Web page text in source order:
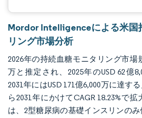
Mordor Intelligenceによる米国
リング市場分析
2026年の持続血糖モニタリング市場
万と推定され、2025年のUSD 62億
2031年にはUSD 171億6,000万に達す
ら2031年にかけてCAGR 18.23%で
は、2型糖尿病の基礎インスリンの